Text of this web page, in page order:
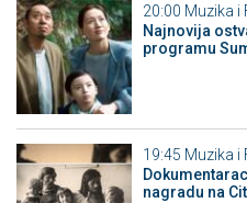
20:00 Muzika i
Najnovija
programu
19:45 Muzika i
nagradu na